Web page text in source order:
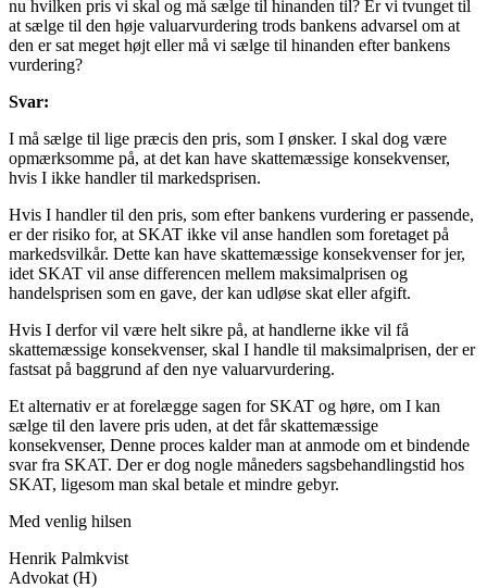
nu hvilken pris vi skal og må sælge til hinanden til? Er vi tvunget til
at sælge til den høje valuarvurdering trods bankens advarsel om at
den er sat meget højt eller må vi sælge til hinanden efter bankens
vurdering?
Svar:
I må sælge til lige præcis den pris, som I ønsker. I skal dog være
opmærksomme på, at det kan have skattemæssige konsekvenser,
hvis I ikke handler til markedsprisen.
Hvis I handler til den pris, som efter bankens vurdering er passende,
er der risiko for, at SKAT ikke vil anse handlen som foretaget på
markedsvilkår. Dette kan have skattemæssige konsekvenser for jer,
idet SKAT vil anse differencen mellem maksimalprisen og
handelsprisen som en gave, der kan udløse skat eller afgift.
Hvis I derfor vil være helt sikre på, at handlerne ikke vil få
skattemæssige konsekvenser, skal I handle til maksimalprisen, der er
fastsat på baggrund af den nye valuarvurdering.
Et alternativ er at forelægge sagen for SKAT og høre, om I kan
sælge til den lavere pris uden, at det får skattemæssige
konsekvenser, Denne proces kalder man at anmode om et bindende
svar fra SKAT. Der er dog nogle måneders sagsbehandlingstid hos
SKAT, ligesom man skal betale et mindre gebyr.
Med venlig hilsen
Henrik Palmkvist
Advokat (H)